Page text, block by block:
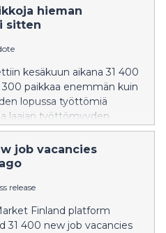
framgår av
och förvaltningscentrets
hieman
sitten
kesäkuun aikana 31 400
paikkaa enemmän kuin
lopussa työttömiä
laajan työttömyyden
Tiedot perustuvat
(KEHA-
job vacancies
release
Finland platform
31 400 new job vacancies